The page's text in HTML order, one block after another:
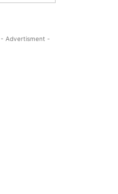
- Advertisment -